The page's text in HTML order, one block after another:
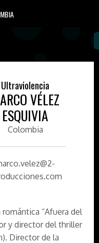
Ultraviolencia
VÉLEZ
ESQUIVIA
Colombia
“Afuera del
y director del thriller
Director de la